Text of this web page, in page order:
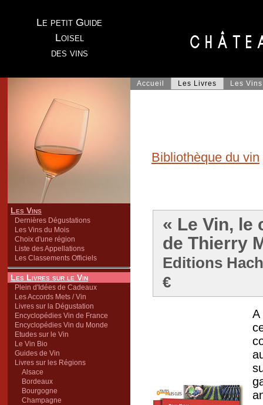
Le petit Guide
Loisel
des vins
Les Vins
Dernières Dégustations
Les Vins du Mois
Choix d'une région
Liste des Appellations
Les Classements Officiels
Les Livres sur le Vin
Plein d'Idées de Cadeaux
Les Accords Mets / Vin
Livres sur la Dégustation
Encyclopédies Vin de France
Encyclopédies Vin du Monde
Etudes sur le Vin
Le Vin Bio
Guides de Vin
Livres sur les Régions
Alsace
Bordeaux
Bourgogne
Champagne
Accueil Les Livres Les Vins
Bibliothèque du vin
« Le Vin, le
de Thierry
Editions
€
A